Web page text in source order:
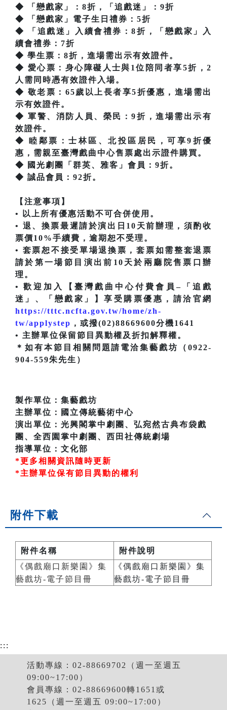
◆ 「戀戲家」：8折，「追戲迷」：9折
◆ 「戀戲家」電子生日禮券：5折
◆ 「追戲迷」入續會禮券：8折，「戀戲家」入
續會禮券：7折
◆ 學生票：8折，進場需出示有效證件。
◆ 愛心票：身心障礙人士與1位陪同者享5折，2
人需同時憑有效證件入場。
◆ 敬老票：65歲以上長者享5折優惠，進場需出
示有效證件。
◆ 軍警、消防人員、榮民：9折，進場需出示有
效證件。
◆ 睦鄰票：士林區、北投區居民，可享9折優
惠，需親至臺灣戲曲中心售票處出示證件購買。
◆ 國光劇團「群英、雅客」會員：9折。
◆ 誠品會員：92折。
【注意事項】
• 以上所有優惠活動不可合併使用。
• 退、換票最遲請於演出日10天前辦理，須酌收
票價10%手續費，逾期恕不受理。
• 套票恕不接受單場退換票，套票如需整套退票
請於第一場節目演出前10天於兩廳院售票口辦
理。
• 歡迎加入【臺灣戲曲中心付費會員–「追戲
迷」、「戀戲家」】享受購票優惠，請洽官網
https://tttc.ncfta.gov.tw/home/zh-
tw/applystep ，或撥(02)88669600分機1641
• 主辦單位保留節目異動權及折扣解釋權。
＊如有本節目相關問題請電洽集藝戲坊（0922-
904-559朱先生）
製作單位：集藝戲坊
主辦單位：國立傳統藝術中心
演出單位：光興閣掌中劇團、弘宛然古典布袋戲
團、全西園掌中劇團、西田社傳統劇場
指導單位：文化部
*更多相關資訊隨時更新
*主辦單位保有節目異動的權利
附件下載
附件名稱
附件說明
《偶戲廟口新樂園》集
藝戲坊-電子節目冊
《偶戲廟口新樂園》集
藝戲坊-電子節目冊
:::
活動專線：02-88669702（週一至週五
09:00~17:00）
會員專線：02-88669600轉1651或
1625（週一至週五 09:00~17:00）